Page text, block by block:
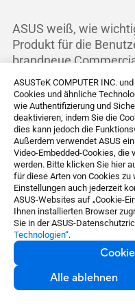
ASUSTeK COMPUTER INC.
Cookies und ähnliche
wie Authentifizierung und
deaktivieren, indem Sie die
dies kann jedoch die
Außerdem verwendet ASUS
Video-Embedded-Cookies, die
werden. Bitte klicken Sie hier
für diese Arten von Cookies zu
Einstellungen auch jederzeit
ASUS-Websites auf „Cookie-
Ihnen installierten Browser
Sie in der ASUS-
Technologien“.
Alle ablehnen
ASUS weiß, wie
Produkt für die
brandneue
Update-Lösungen!
Anpassen der BIOS-